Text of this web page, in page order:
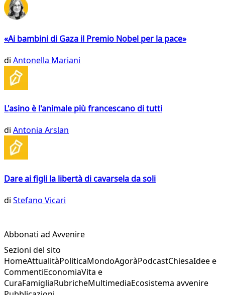
«Ai bambini di Gaza il Premio Nobel per la pace»
di Antonella Mariani
L'asino è l'animale più francescano di tutti
di Antonia Arslan
Dare ai figli la libertà di cavarsela da soli
di Stefano Vicari
Abbonati ad Avvenire
Sezioni del sito
HomeAttualitàPoliticaMondoAgoràPodcastChiesaIdee e
CommentiEconomiaVita e
CuraFamigliaRubricheMultimediaEcosistema avvenire